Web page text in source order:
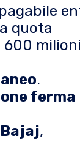
quota
600
.
ferma
Bajaj,